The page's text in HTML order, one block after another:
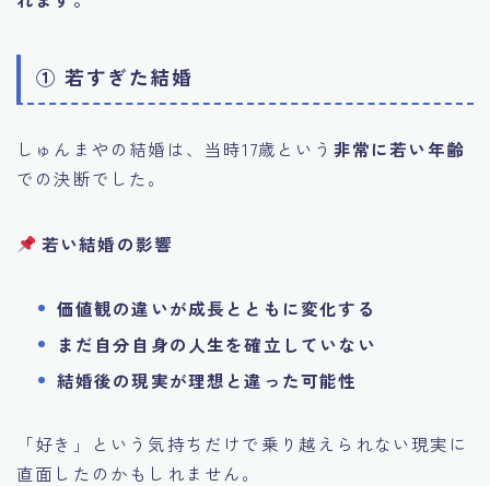
① 若すぎた結婚
しゅんまやの結婚は、当時17歳という 非常に若い年齢
での決断でした。
若い結婚の影響
価値観の違いが成長とともに変化する
まだ自分自身の人生を確立していない
結婚後の現実が理想と違った可能性
「好き」という気持ちだけで乗り越えられない現実に
直面したのかもしれません。